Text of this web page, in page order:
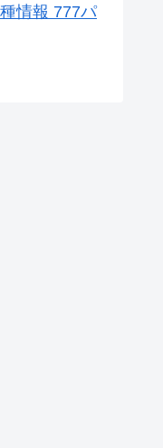
情報 777パ